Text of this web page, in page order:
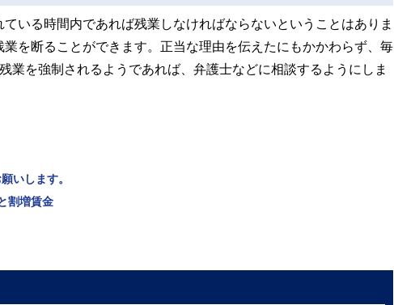
いる時間内であれば残業しなければならないということはありま
を断ることができます。正当な理由を伝えたにもかかわらず、毎
業を強制されるようであれば、弁護士などに相談するようにしま
いします。
割増賃金